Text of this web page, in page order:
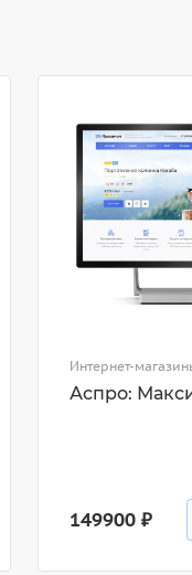
Интернет-
Аспро:
149900 ₽